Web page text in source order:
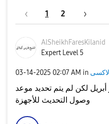
1 2
AlSheikhFaresKilanid
Expert Level 5
‎03-14-2025 02:07 AM in
لكن لم يتم تحديد موعد
وصول التحديث للأجهزة